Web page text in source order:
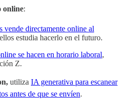
online:
vende directamente online al
estudia hacerlo en el futuro.
se hacen en horario laboral,
Z.
utiliza IA generativa para escanear
antes de que se envíen.